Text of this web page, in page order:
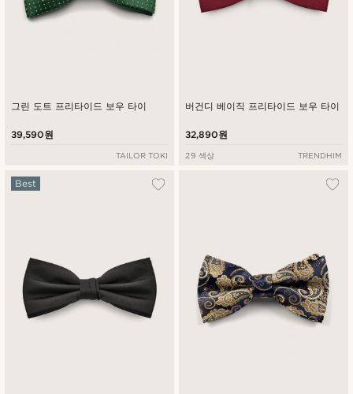
그린 도트 프리타이드 보우 타이
39,590원
TAILOR TOKI
버건디 베이직 프리타이드 보우 타이
32,890원
29 색상 TRENDHIM
Best